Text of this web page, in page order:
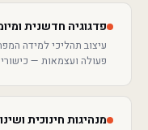
פדגוגיה חדשנית
עיצוב תהליכי למידה
פעולה ועצמאות — כישורי
מנהיגות חינוכית